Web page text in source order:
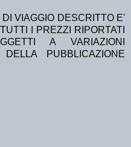
DI VIAGGIO DESCRITTO E'
I PREZZI RIPORTATI
A VARIAZIONI
PUBBLICAZIONE